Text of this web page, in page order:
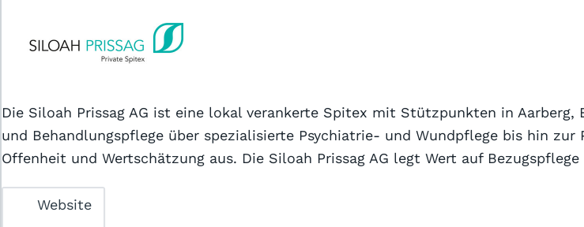
Die Siloah Prissag AG ist eine lokal verankerte Spitex mit Stützpunkten in
und Behandlungspflege über spezialisierte Psychiatrie- und Wundpflege bis hin
Offenheit und Wertschätzung aus. Die Siloah Prissag AG legt Wert auf
Website
Partner von